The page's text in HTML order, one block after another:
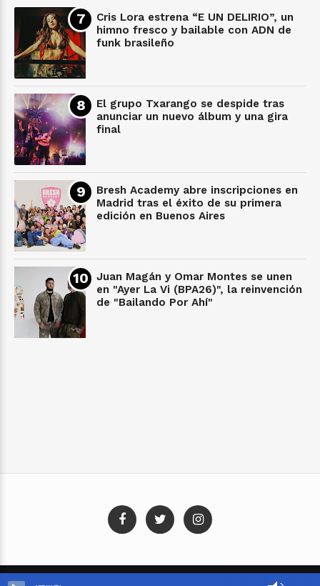
Cris Lora estrena “E UN DELIRIO”, un
himno fresco y bailable con ADN de
funk brasileño
El grupo Txarango se despide tras
anunciar un nuevo álbum y una gira
final
Bresh Academy abre inscripciones en
Madrid tras el éxito de su primera
edición en Buenos Aires
Juan Magán y Omar Montes se unen
en "Ayer La Vi (BPA26)", la reinvención
de "Bailando Por Ahí"